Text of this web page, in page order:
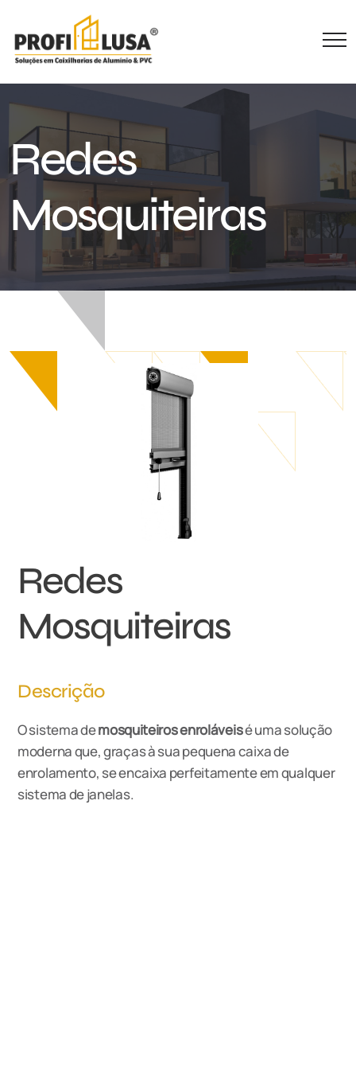
Redes
Mosquiteiras
Redes
Mosquiteiras
Descrição
O sistema demosquiteiros enroláveisé uma solução
moderna que, graças à sua pequena caixa de
enrolamento, se encaixa perfeitamente em qualquer
sistema de janelas.